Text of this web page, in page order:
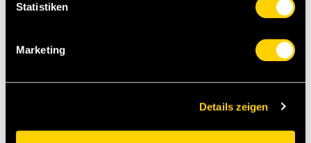
Statistiken
Marketing
Details zeigen
Zürcher, Gertsch, Brügger, Marty. - Coach: Victor
PS: YB-Captain Martin Weber übergab seinem
YB (man hatte den Fanion im Stade de Suisse